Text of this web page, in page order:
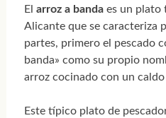
El arroz a bandaes un plato
Alicante que se caracteriza
partes, primero el pescado
banda» como su propio
arroz cocinado con un caldo
Este típico plato de